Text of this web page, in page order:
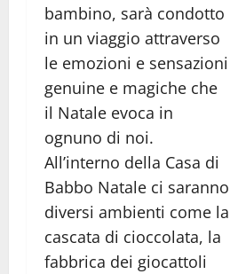
bambino, sarà condotto
in un viaggio attraverso
le emozioni e sensazioni
genuine e magiche che
il Natale evoca in
ognuno di noi.
All’interno della Casa di
Babbo Natale ci saranno
diversi ambienti come la
cascata di cioccolata, la
fabbrica dei giocattoli